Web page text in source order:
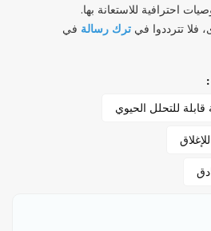
احترافية للاستعانة بها.
فلا تترددوا في ترك رسالة في
للتحلل الحيوي